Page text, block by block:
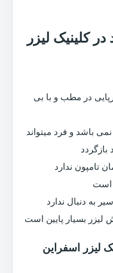
کلینیک لیزر
در مطب و با بی
باشد و فرد میتواند
تامپون ندارد
است
به دنبال ندارد
لیزر بسیار پایین است
لیزر اسفراین